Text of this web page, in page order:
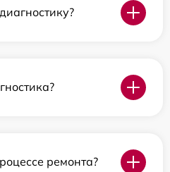
ремонта?